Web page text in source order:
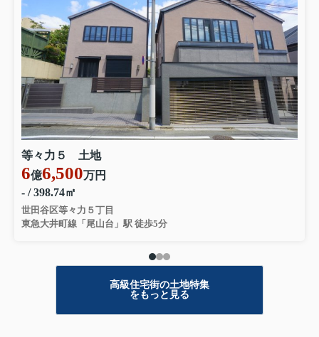
等々力５ 土地
6億6,500万円
- / 398.74㎡
世田谷区等々力５丁目
東急大井町線「尾山台」駅 徒歩5分
高級住宅街の土地特集
をもっと見る